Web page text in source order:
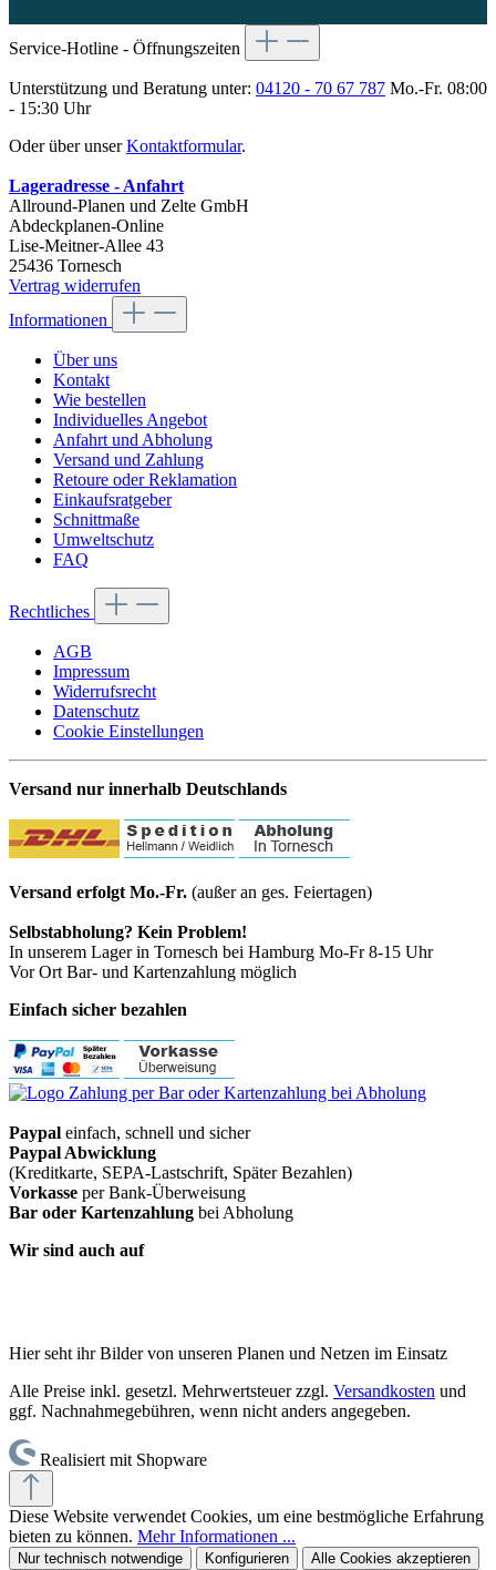
Service-Hotline - Öffnungszeiten
Unterstützung und Beratung unter: 04120 - 70 67 787 Mo.-Fr. 08:00
- 15:30 Uhr
Oder über unserKontaktformular.
Lageradresse - Anfahrt
Allround-Planen und Zelte GmbH
Abdeckplanen-Online
Lise-Meitner-Allee 43
25436 Tornesch
Vertrag widerrufen
Informationen
Über uns
Kontakt
Wie bestellen
Individuelles Angebot
Anfahrt und Abholung
Versand und Zahlung
Retoure oder Reklamation
Einkaufsratgeber
Schnittmaße
Umweltschutz
FAQ
Rechtliches
AGB
Impressum
Widerrufsrecht
Datenschutz
Cookie Einstellungen
Versand nur innerhalb Deutschlands
Versand erfolgt Mo.-Fr. (außer an ges. Feiertagen)
Selbstabholung? Kein Problem!
In unserem Lager in Tornesch bei Hamburg Mo-Fr 8-15 Uhr
Vor Ort Bar- und Kartenzahlung möglich
Einfach sicher bezahlen
Paypal einfach, schnell und sicher
Paypal Abwicklung
(Kreditkarte, SEPA-Lastschrift, Später Bezahlen)
Vorkasse per Bank-Überweisung
Bar oder Kartenzahlung bei Abholung
Wir sind auch auf
Hier seht ihr Bilder von unseren Planen und Netzen im Einsatz
Alle Preise inkl. gesetzl. Mehrwertsteuer zzgl. Versandkosten und
ggf. Nachnahmegebühren, wenn nicht anders angegeben.
Realisiert mit Shopware
Diese Website verwendet Cookies, um eine bestmögliche Erfahrung
bieten zu können. Mehr Informationen ...
Nur technisch notwendige Konfigurieren Alle Cookies akzeptieren